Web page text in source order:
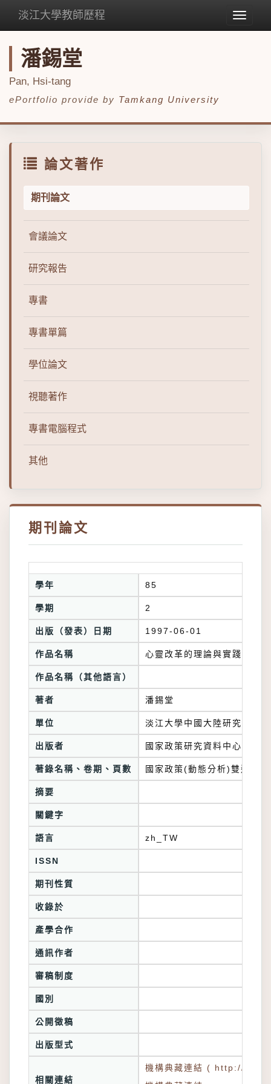
Toggle
淡江大學教師歷程
潘錫堂
Pan, Hsi-tang
ePortfolio provide by Tamkang University
論文著作
期刊論文
會議論文
研究報告
專書
專書單篇
學位論文
視聽著作
專書電腦程式
其他
期刊論文
學年 85
學期 2
出版（發表）日期 1997-06-01
作品名稱 心靈改革的理論與實踐-厚植
作品名稱（其他語言）
著者 潘錫堂
單位 淡江大學中國大陸研究所
出版者 國家政策研究資料中心
著錄名稱、卷期、頁數 國家政策(動態分析)雙週刊
摘要
關鍵字
語言 zh_TW
ISSN
期刊性質
收錄於
產學合作
通訊作者
審稿制度
國別
公開徵稿
出版型式
相關連結
機構典藏連結 ( http://